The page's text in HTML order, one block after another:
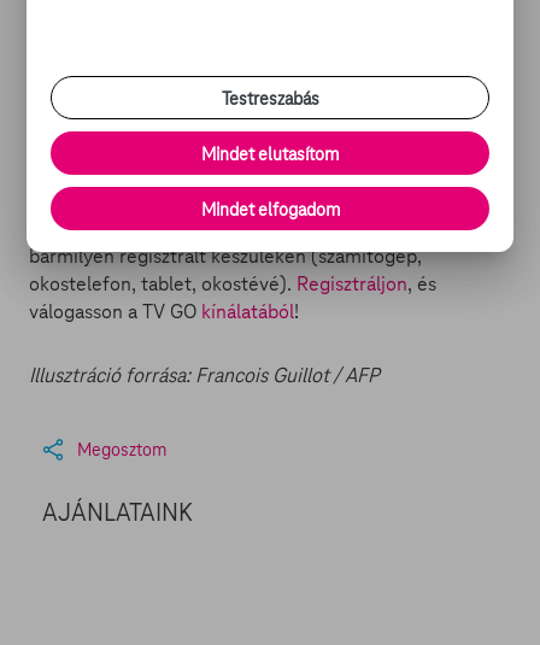
Éjsötét árnyék
Közellenségek
Mi aTV GO? Egy szórakoztató portál, ahol filmeket,
sorozatokat és tévéműsorokat nézhet, friss hírekkel és
filmes cikkekkel kiegészítve. Mindez bárhol, bármikor,
bármilyen regisztrált készüléken (számítógép,
okostelefon, tablet, okostévé). Regisztráljon, és
válogasson a TV GO kínálatából!
Illusztráció forrása: Francois Guillot / AFP
Megosztom
AJÁNLATAINK
Testreszabás
Mindet elutasítom
Mindet elfogadom